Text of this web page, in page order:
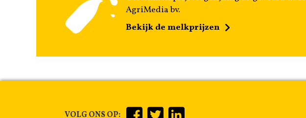
AgriMedia bv.
Bekijk de melkprijzen
VOLG ONS OP: